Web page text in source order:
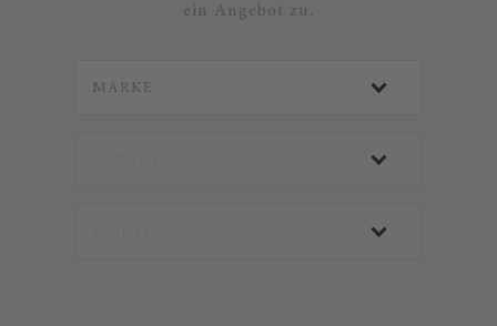
ein Angebot zu.